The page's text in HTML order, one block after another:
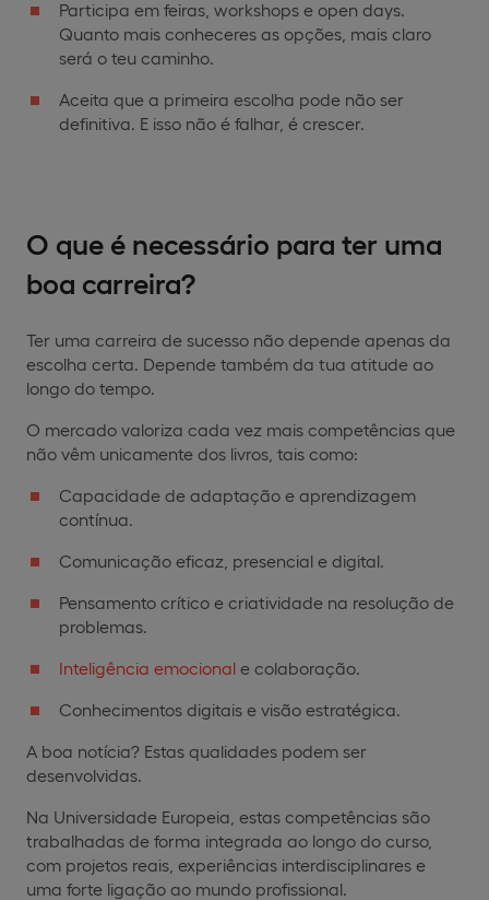
Participa em feiras, workshops e open days.
Quanto mais conheceres as opções, mais claro
será o teu caminho.
Aceita que a primeira escolha pode não ser
definitiva. E isso não é falhar, é crescer.
O que é necessário para ter uma
boa carreira?
Ter uma carreira de sucesso não depende apenas da
escolha certa. Depende também da tua atitude ao
longo do tempo.
O mercado valoriza cada vez mais competências que
não vêm unicamente dos livros, tais como:
Capacidade de adaptação e aprendizagem
contínua.
Comunicação eficaz, presencial e digital.
Pensamento crítico e criatividade na resolução de
problemas.
Inteligência emocional e colaboração.
Conhecimentos digitais e visão estratégica.
A boa notícia? Estas qualidades podem ser
desenvolvidas.
Na Universidade Europeia, estas competências são
trabalhadas de forma integrada ao longo do curso,
com projetos reais, experiências interdisciplinares e
uma forte ligação ao mundo profissional.